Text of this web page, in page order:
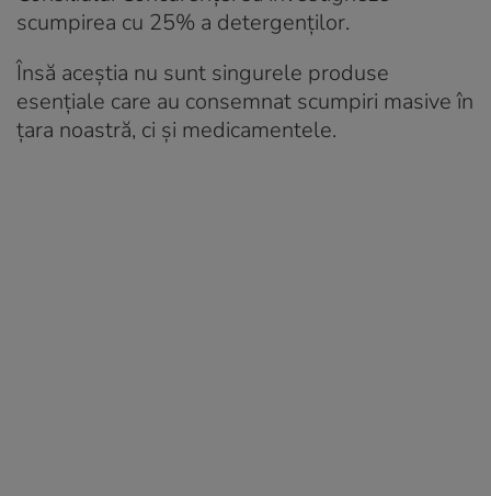
scumpirea cu 25% a detergenților.
Însă aceștia nu sunt singurele produse
esențiale care au consemnat scumpiri masive în
țara noastră, ci și medicamentele.